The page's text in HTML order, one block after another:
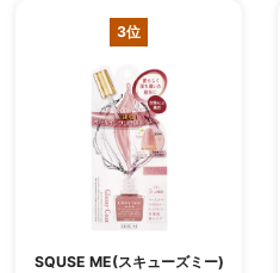
3位
SQUSE ME(スキューズミー)